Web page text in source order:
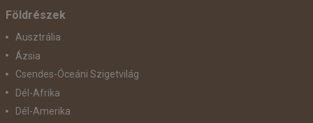
Földrészek
Ausztrália
Ázsia
Csendes-Óceáni Szigetvilág
Dél-Afrika
Dél-Amerika